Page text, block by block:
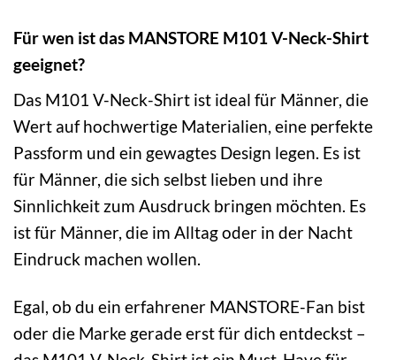
Für wen ist das MANSTORE M101 V-Neck-Shirt
geeignet?
Das M101 V-Neck-Shirt ist ideal für Männer, die
Wert auf hochwertige Materialien, eine perfekte
Passform und ein gewagtes Design legen. Es ist
für Männer, die sich selbst lieben und ihre
Sinnlichkeit zum Ausdruck bringen möchten. Es
ist für Männer, die im Alltag oder in der Nacht
Eindruck machen wollen.
Egal, ob du ein erfahrener MANSTORE-Fan bist
oder die Marke gerade erst für dich entdeckst –